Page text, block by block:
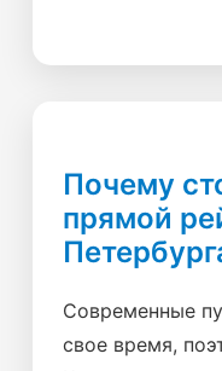
Почему
прямой
Современные
свое время,